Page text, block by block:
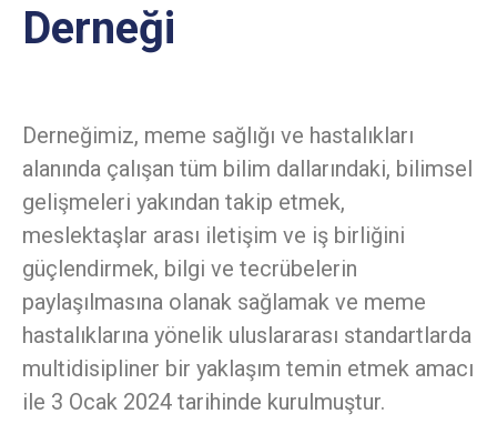
Derneği
Derneğimiz, meme sağlığı ve hastalıkları
alanında çalışan tüm bilim dallarındaki, bilimsel
gelişmeleri yakından takip etmek,
meslektaşlar arası iletişim ve iş birliğini
güçlendirmek, bilgi ve tecrübelerin
paylaşılmasına olanak sağlamak ve meme
hastalıklarına yönelik uluslararası standartlarda
multidisipliner bir yaklaşım temin etmek amacı
ile 3 Ocak 2024 tarihinde kurulmuştur.